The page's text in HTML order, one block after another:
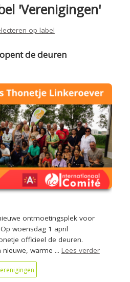
'Verenigingen'
op label
de deuren
ontmoetingsplek voor
woensdag 1 april
officieel de deuren.
warme ... Lees verder